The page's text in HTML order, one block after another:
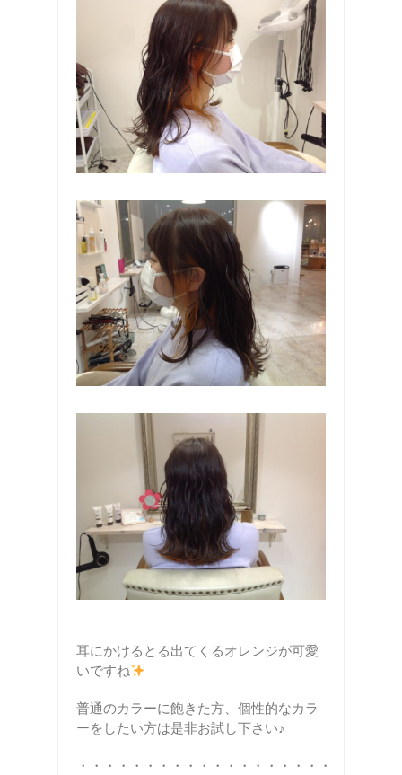
耳にかけるとる出てくるオレンジが可愛
いですね
普通のカラーに飽きた方、個性的なカラ
ーをしたい方は是非お試し下さい♪
・・・・・・・・・・・・・・・・・・・